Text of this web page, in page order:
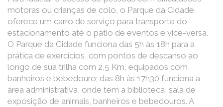
motoras ou crianças de colo, o Parque da Cidade
oferece um carro de serviço para transporte do
estacionamento até o pátio de eventos e vice-versa.
O Parque da Cidade funciona das 5h às 18h para a
prática de exercícios, com pontos de descanso ao
longo de sua trilha com 2,5 Km, equipados com
banheiros e bebedouro; das 8h às 17h30 funciona a
área administrativa, onde tem a biblioteca, sala de
exposição de animais, banheiros e bebedouros. A